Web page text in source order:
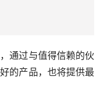
通过与值得信赖的伙
的产品，也将提供最